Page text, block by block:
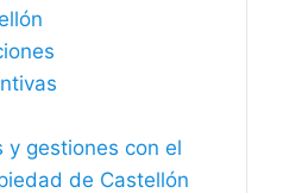
y gestiones con el
de Castellón